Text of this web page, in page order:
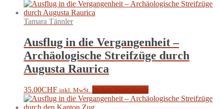
Tamara Tännler
Ausflug in die Vergangenheit –
Archäologische Streifzüge durch
Augusta Raurica
35.00CHF inkl. MwSt.